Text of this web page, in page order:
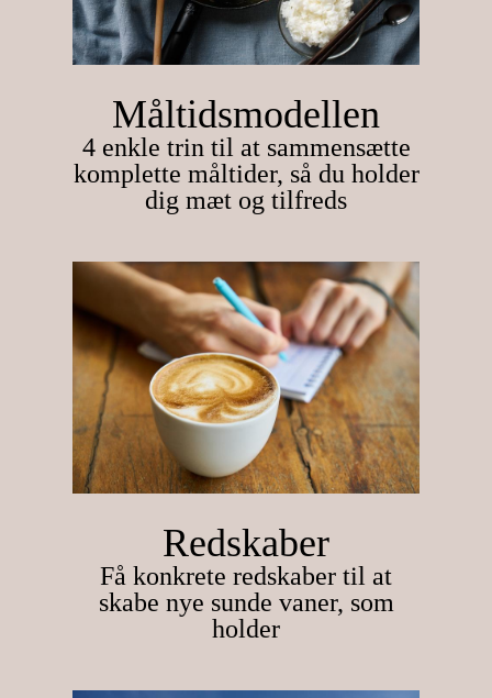
Måltidsmodellen
4 enkle trin til at sammensætte
komplette måltider, så du holder
dig mæt og tilfreds
Redskaber
Få konkrete redskaber til at
skabe nye sunde vaner, som
holder